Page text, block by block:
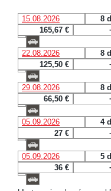
15.08.2026 8
165,67 €
22.08.2026 8
125,50 €
29.08.2026 8
66,50 €
05.09.2026 4
27 €
05.09.2026 5
36 €